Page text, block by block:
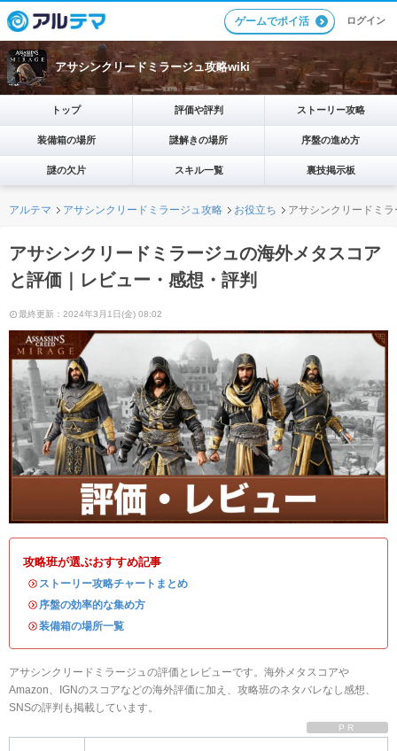
ゲームでポイ活 ログイン
アサシンクリードミラージュ攻略wiki
トップ 評価や評判 ストーリー攻略
装備箱の場所 謎解きの場所 序盤の進め方
謎の欠片 スキル一覧 裏技掲示板
アルテマ アサシンクリードミラージュ攻略 お役立ち アサシンクリードミ
アサシンクリードミラージュの海外メタスコア
と評価｜レビュー・感想・評判
最終更新：2024年3月1日(金) 08:02
攻略班が選ぶおすすめ記事
・ ストーリー攻略チャートまとめ
・ 序盤の効率的な集め方
・装備箱の場所一覧
アサシンクリードミラージュの評価とレビューです。海外メタスコアや
Amazon、IGNのスコアなどの海外評価に加え、攻略班のネタバレなし感想、
SNSの評判も掲載しています。
PR